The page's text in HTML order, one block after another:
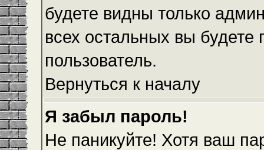
будете видны только
всех остальных вы будете
пользователь.
Вернуться к началу
Я забыл пароль!
Не паникуйте! Хотя ваш